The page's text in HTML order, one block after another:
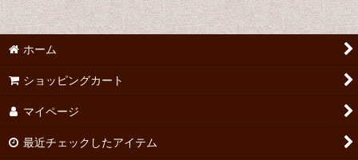
ホーム
ショッピングカート
マイページ
最近チェックしたアイテム